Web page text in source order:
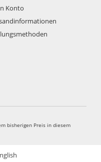
Konto
bisherigen Preis in diesem